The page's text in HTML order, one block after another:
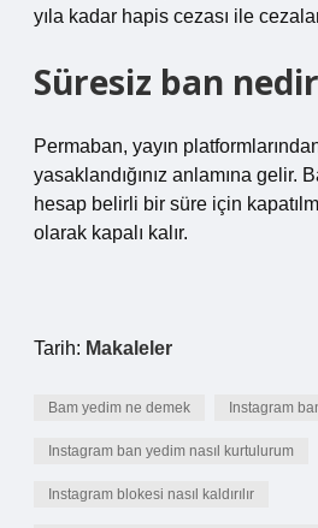
yıla kadar hapis cezası ile
Süresiz ban
Permaban, yayın
yasaklandığınız anlamına gelir.
hesap belirli bir süre için
olarak kapalı kalır.
Tarih: Makaleler
Bam yedim ne demek Instagram
Instagram ban yedim nasıl kurtulurum
Instagram blokesi nasıl kaldırılır